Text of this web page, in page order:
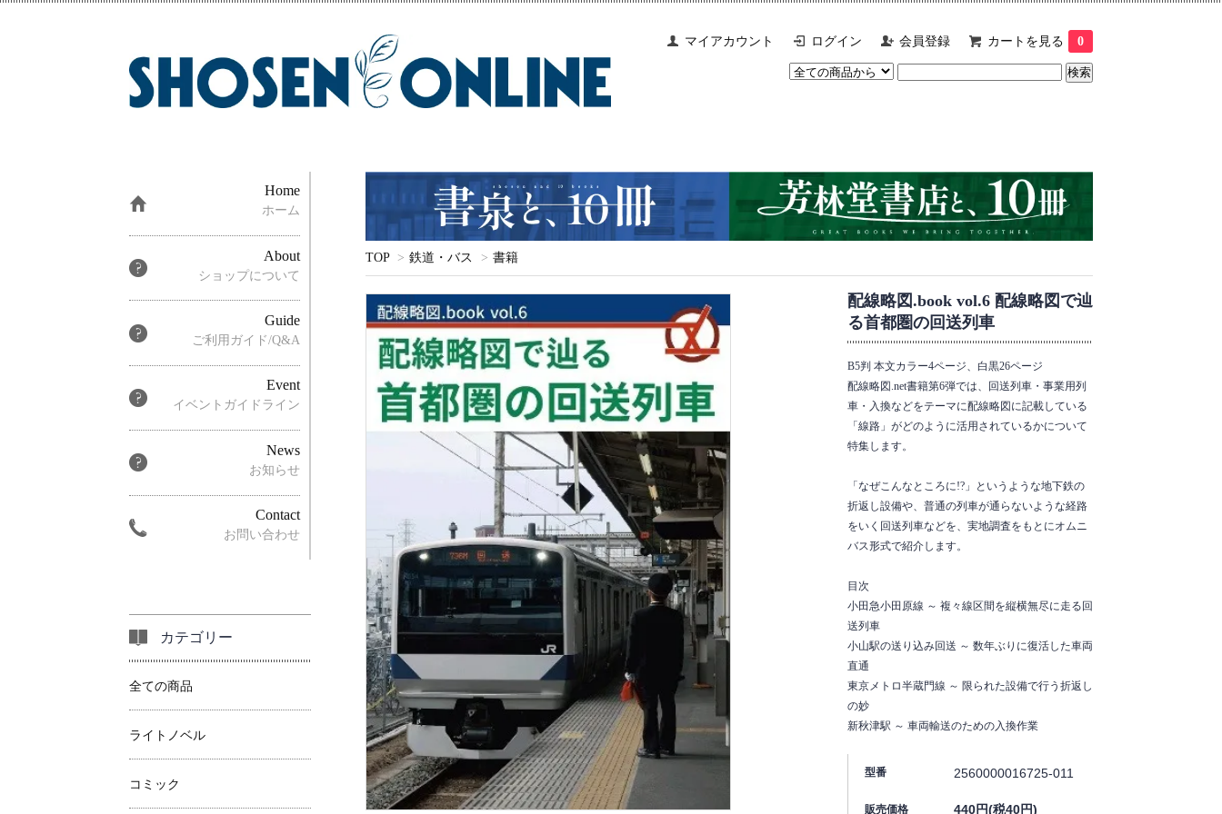
マイアカウント ログイン 会員登録 カートを見る 0
TOP > 鉄道・バス > 書籍
配線略図.book vol.6 配線略図で辿
る首都圏の回送列車
B5判 本文カラー4ページ、白黒26ページ
配線略図.net書籍第6弾では、回送列車・事業用列
車・入換などをテーマに配線略図に記載している
「線路」がどのように活用されているかについて
特集します。
「なぜこんなところに!?」というような地下鉄の
折返し設備や、普通の列車が通らないような経路
をいく回送列車などを、実地調査をもとにオムニ
バス形式で紹介します。
目次
小田急小田原線 ～ 複々線区間を縦横無尽に走る回
送列車
小山駅の送り込み回送 ～ 数年ぶりに復活した車両
直通
東京メトロ半蔵門線 ～ 限られた設備で行う折返し
の妙
新秋津駅 ～ 車両輸送のための入換作業
型番 2560000016725-011
販売価格 440円(税40円)
Home
ホーム
About
ショップについて
Guide
ご利用ガイド/Q&A
Event
イベントガイドライン
News
お知らせ
Contact
お問い合わせ
カテゴリー
全ての商品
ライトノベル
コミック